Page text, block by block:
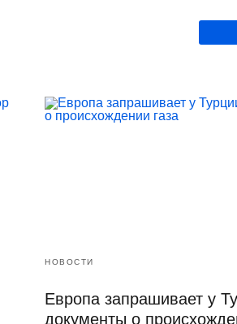
НОВОСТИ
Европа запрашивает у
документы о